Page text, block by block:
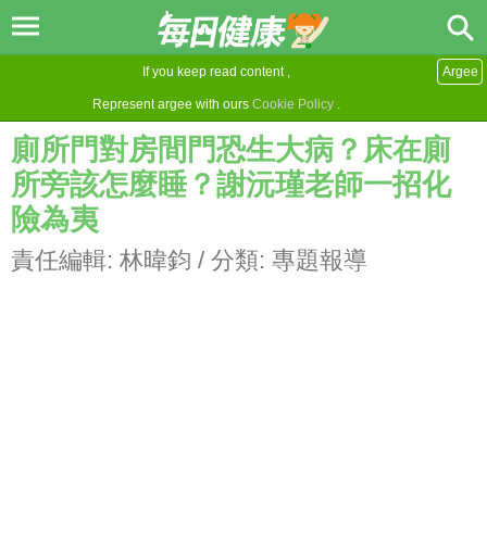
If you keep read content ,
Represent argee with ours Cookie Policy .
Argee
廁所門對房間門恐生大病？床在廁
所旁該怎麼睡？謝沅瑾老師一招化
險為夷
責任編輯: 林暐鈞 / 分類: 專題報導